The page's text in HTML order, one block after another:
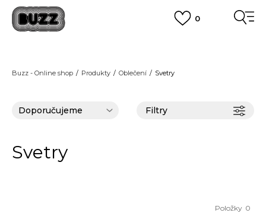
0
pro objednávky nad 2.500 Kč(neplatí pro Click&Collect)
Buzz - Online shop Produkty Oblečení Svetry
Filtry
Svetry
0
Položky